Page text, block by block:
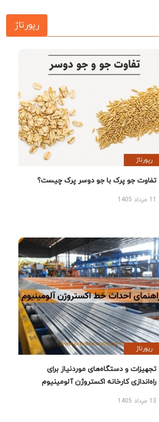
رپورتاژ
رپورتاژ
تفاوت جو پرک با جو دوسر پرک چیست؟
رپورتاژ
تجهیزات و دستگاه‌های موردنیاز برای
راه‌اندازی کارخانه اکستروژن آلومینیوم
13 مرداد 1405